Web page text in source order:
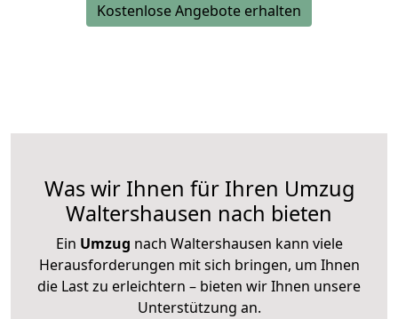
Kostenlose Angebote erhalten
Was wir Ihnen für Ihren Umzug
Waltershausen nach bieten
Ein Umzug nach Waltershausen kann viele
Herausforderungen mit sich bringen, um Ihnen
die Last zu erleichtern – bieten wir Ihnen unsere
Unterstützung an.